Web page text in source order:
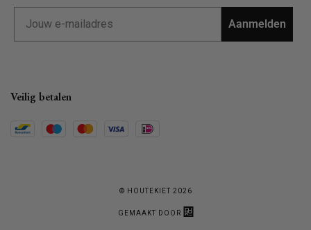
Aanmelden
Veilig betalen
© HOUTEKIET 2026
GEMAAKT DOOR